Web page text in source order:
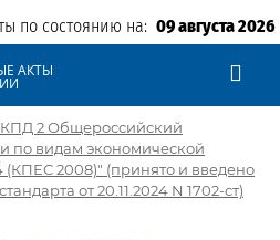
по состоянию на: 09 августа 2026
АКТЫ
2 Общероссийский
по видам экономической
(КПЕС 2008)" (принято и введено
от 20.11.2024 N 1702-ст)